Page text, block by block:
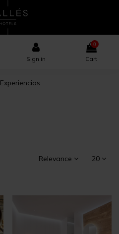
Sign in
0
Cart
Experiencias
Relevance 20